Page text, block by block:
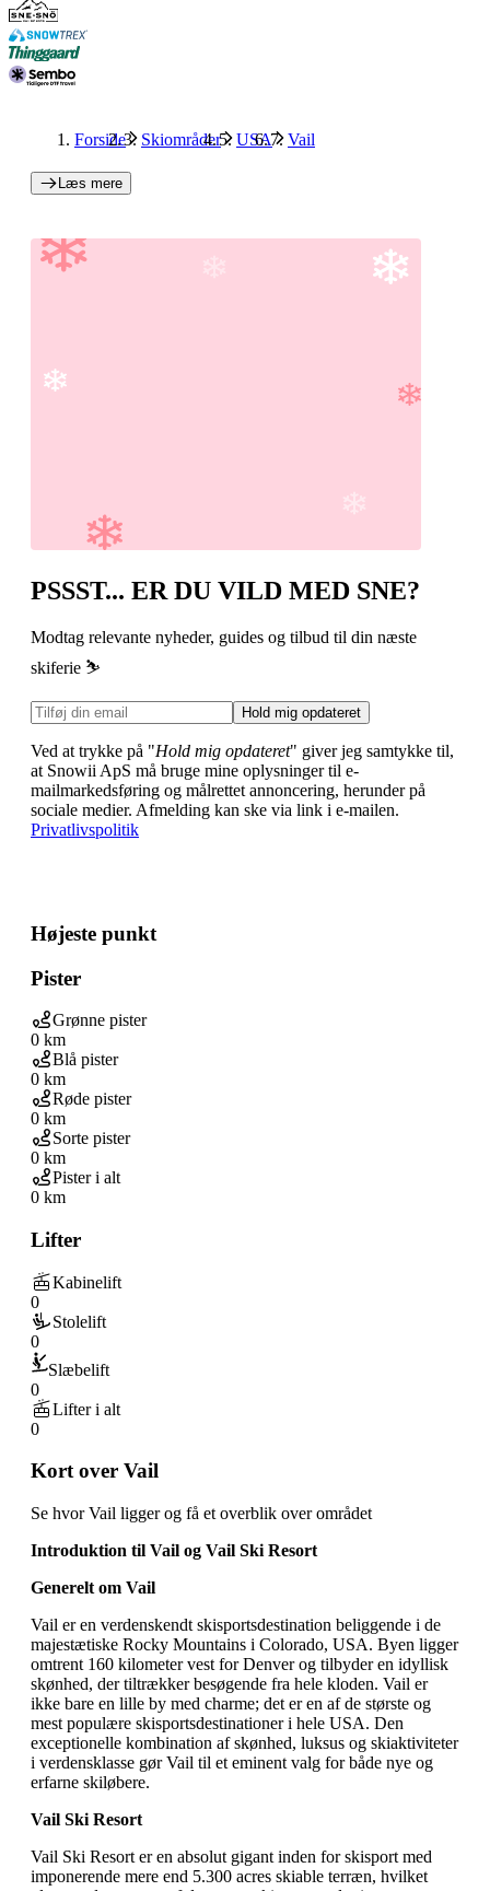
Forside Skiområder USA Vail
Læs mere
PSSST... ER DU VILD MED SNE?
Modtag relevante nyheder, guides og tilbud til din næste
skiferie ⛷️
Hold mig opdateret
Ved at trykke på "Hold mig opdateret" giver jeg samtykke til,
at Snowii ApS må bruge mine oplysninger til e-
mailmarkedsføring og målrettet annoncering, herunder på
sociale medier. Afmelding kan ske via link i e-mailen.
Privatlivspolitik
Højeste punkt
Pister
Grønne pister
0 km
Blå pister
0 km
Røde pister
0 km
Sorte pister
0 km
Pister i alt
0 km
Lifter
Kabinelift
0
Stolelift
0
Slæbelift
0
Lifter i alt
0
Kort over Vail
Se hvor Vail ligger og få et overblik over området
Introduktion til Vail og Vail Ski Resort
Generelt om Vail
Vail er en verdenskendt skisportsdestination beliggende i de
majestætiske Rocky Mountains i Colorado, USA. Byen ligger
omtrent 160 kilometer vest for Denver og tilbyder en idyllisk
skønhed, der tiltrækker besøgende fra hele kloden. Vail er
ikke bare en lille by med charme; det er en af de største og
mest populære skisportsdestinationer i hele USA. Den
exceptionelle kombination af skønhed, luksus og skiaktiviteter
i verdensklasse gør Vail til et eminent valg for både nye og
erfarne skiløbere.
Vail Ski Resort
Vail Ski Resort er en absolut gigant inden for skisport med
imponerende mere end 5.300 acres skiable terræn, hvilket